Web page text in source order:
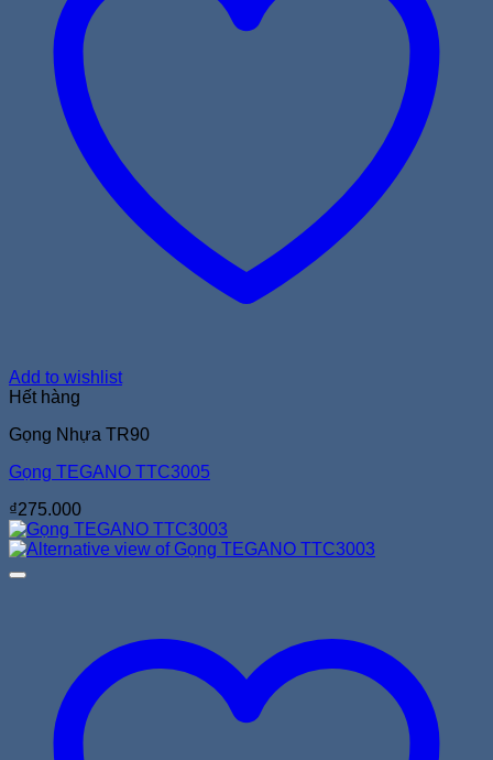
Add to wishlist
Hết hàng
Gọng Nhựa TR90
Gọng TEGANO TTC3005
₫275.000